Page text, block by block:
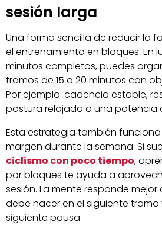
sesión larga
Una forma sencilla de reducir la
el entrenamiento en bloques. En
minutos completos, puedes
tramos de 15 o 20 minutos con
Por ejemplo: cadencia estable,
postura relajada o una potencia
Esta estrategia también
margen durante la semana. Si
ciclismo con poco tiempo,
por bloques te ayuda a
sesión. La mente responde
debe hacer en el siguiente
siguiente pausa.